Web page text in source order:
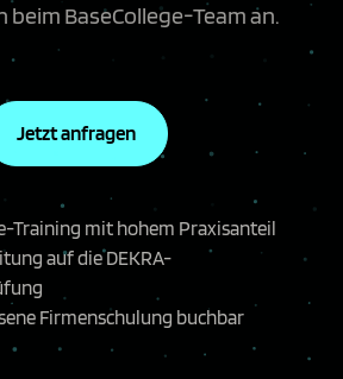
BaseCollege-Team an.
Jetzt anfragen
Training mit hohem Praxisanteil
auf die DEKRA-
Firmenschulung buchbar